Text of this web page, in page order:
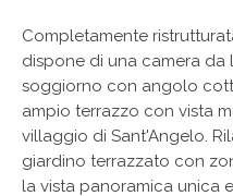
Completamente
dispone di una camera
soggiorno con angolo
ampio terrazzo con vista
villaggio di Sant'Angelo.
giardino terrazzato con
la vista panoramica unica